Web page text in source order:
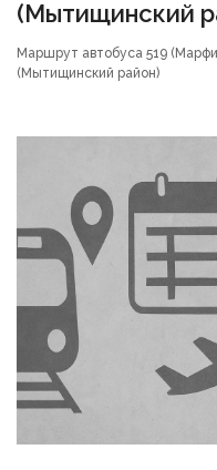
(Мытищинский
Маршрут автобуса 519
(Мытищинский район)